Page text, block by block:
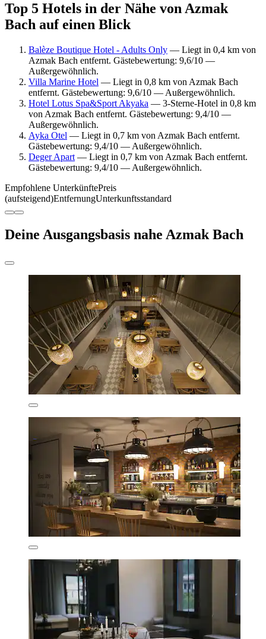
Top 5 Hotels in der Nähe von Azmak
Bach auf einen Blick
Balèze Boutique Hotel - Adults Only — Liegt in 0,4 km von
Azmak Bach entfernt. Gästebewertung: 9,6/10 —
Außergewöhnlich.
Villa Marine Hotel — Liegt in 0,8 km von Azmak Bach
entfernt. Gästebewertung: 9,6/10 — Außergewöhnlich.
Hotel Lotus Spa&Sport Akyaka — 3-Sterne-Hotel in 0,8 km
von Azmak Bach entfernt. Gästebewertung: 9,4/10 —
Außergewöhnlich.
Ayka Otel — Liegt in 0,7 km von Azmak Bach entfernt.
Gästebewertung: 9,4/10 — Außergewöhnlich.
Deger Apart — Liegt in 0,7 km von Azmak Bach entfernt.
Gästebewertung: 9,4/10 — Außergewöhnlich.
Empfohlene UnterkünftePreis
(aufsteigend)EntfernungUnterkunftsstandard
Deine Ausgangsbasis nahe Azmak Bach